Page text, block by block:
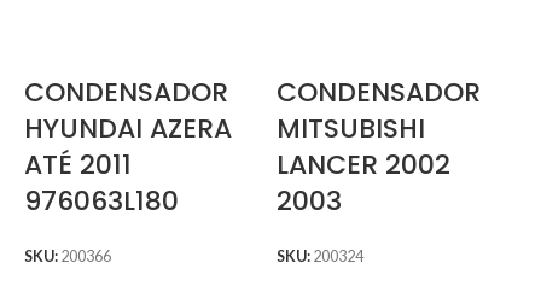
CONDENSADOR
HYUNDAI AZERA
ATÉ 2011
976063L180
SKU: 200366
CONDENSADOR
MITSUBISHI
LANCER 2002
2003
SKU: 200324